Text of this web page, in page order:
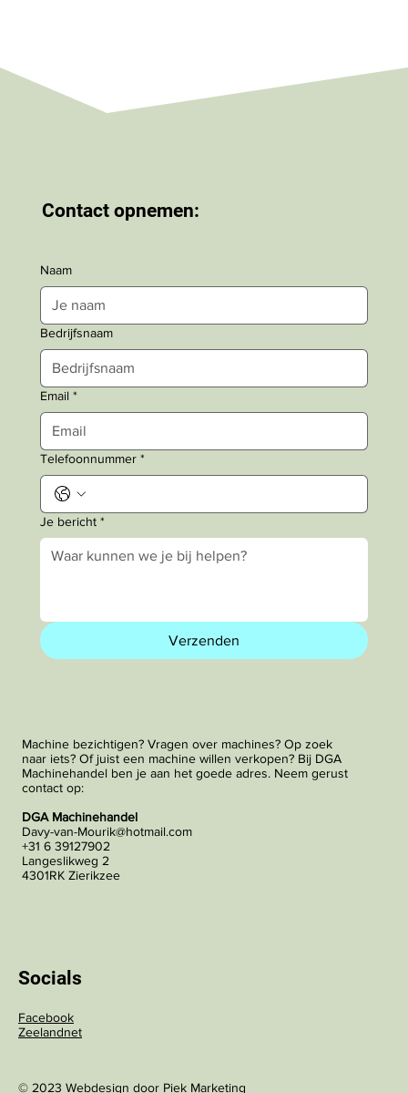
Contact opnemen:
Socials
Facebook
Zeelandnet
© 2023 Webdesign door Piek Marketing
Naam
Bedrijfsnaam
Email *
Telefoonnummer *
Je bericht *
Verzenden
Machine bezichtigen? Vragen over machines? Op zoek
naar iets? Of juist een machine willen verkopen? Bij DGA
Machinehandel ben je aan het goede adres. Neem gerust
contact op:
DGA Machinehandel
Davy-van-Mourik@hotmail.com
+31 6 39127902
Langeslikweg 2
4301RK Zierikzee